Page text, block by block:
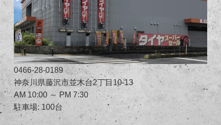
0466-28-0189
神奈川県藤沢市並木台2丁目10-13
AM 10:00 ～ PM 7:30
駐車場: 100台